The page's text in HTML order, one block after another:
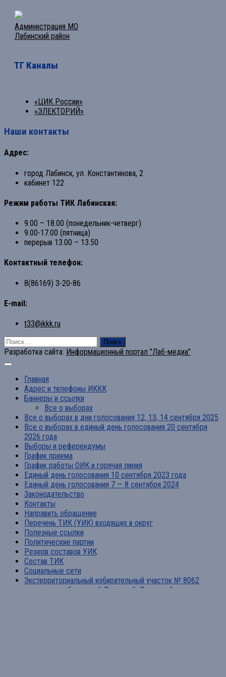
Администрация МО
Лабинский район
ТГ Каналы
«ЦИК России»
«ЭЛЕКТОРИЙ»
Наши контакты
Адрес:
город Лабинск, ул. Константинова, 2
кабинет 122
Режим работы ТИК Лабинская:
9.00 – 18.00 (понедельник-четверг)
9.00-17.00 (пятница)
перерыв 13.00 – 13.50
Контактный телефон:
8(86169) 3-20-86
E-mail:
t33@ikkk.ru
Найти:
Разработка сайта: Информационный портал "Лаб-медиа"
Главная
Адрес и телефоны ИККК
Баннеры и ссылки
Все о выборах
Все о выборах в дни голосования 12, 13, 14 сентября 2025
Все о выборах в единый день голосования 20 сентября
2026 года
Выборы и референдумы
График приема
График работы ОИК и горячая линия
Единый день голосования 10 сентября 2023 года
Единый день голосования 7 — 8 сентября 2024
Законодательство
Контакты
Направить обращение
Перечень ТИК (УИК) входящих в округ
Полезные ссылки
Политические партии
Резерв составов УИК
Состав ТИК
Социальные сети
Экстерриториальный избирательный участок № 8062
принимает избирателей Донецкой, Луганской народных